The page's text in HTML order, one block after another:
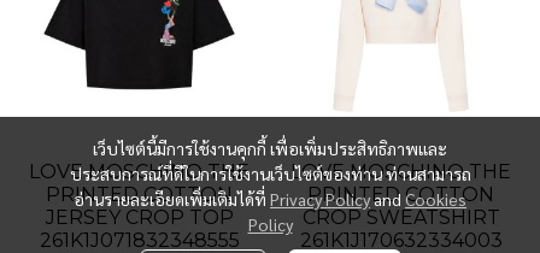
LOVE MOSCHINO THE
PRINTED COTTON
JERSEY CROP TOP
261K1J071832348555
LOVE MOSCHINO THE
PRINTED COTTON
CROP SWEATSHIRT
261K1J170632334003
เว็บไซต์นี้มีการใช้งานคุกกี้ เพื่อเพิ่มประสิทธิภาพและ
ประสบการณ์ที่ดีในการใช้งานเว็บไซต์ของท่าน ท่านสามารถ
อ่านรายละเอียดเพิ่มเติมได้ที่ Privacy Policyand Cookies
Policy